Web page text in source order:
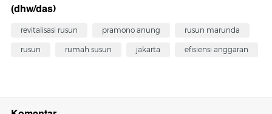
(dhw/das)
revitalisasi rusun pramono anung rusun marunda
rusun rumah susun jakarta efisiensi anggaran